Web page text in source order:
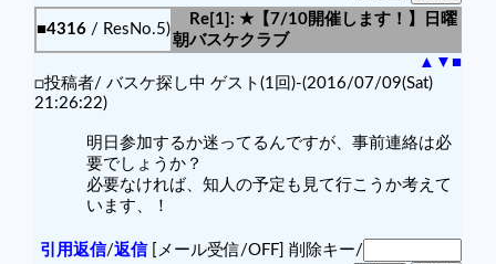
■4316 / ResNo.5)
Re[1]: ★【7/10開催します！】日曜
朝バスケクラブ
▲ ▼ ■
□投稿者/ バスケ探し中 ゲスト(1回)-(2016/07/09(Sat)
21:26:22)
明日参加するか迷ってるんですが、事前連絡は必
要でしょうか？
必要なければ、知人の予定も見て行こうか考えて
います、！
引用返信/返信[メール受信/OFF] 削除キー/